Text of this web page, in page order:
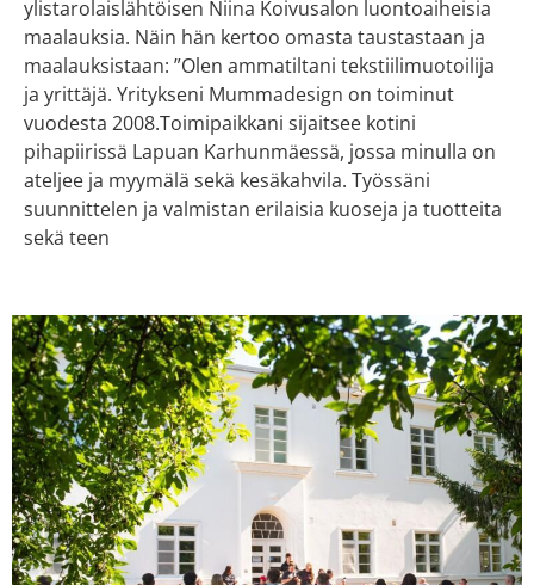
ylistarolaislähtöisen Niina Koivusalon luontoaiheisia
maalauksia. Näin hän kertoo omasta taustastaan ja
maalauksistaan: ”Olen ammatiltani tekstiilimuotoilija
ja yrittäjä. Yritykseni Mummadesign on toiminut
vuodesta 2008.Toimipaikkani sijaitsee kotini
pihapiirissä Lapuan Karhunmäessä, jossa minulla on
ateljee ja myymälä sekä kesäkahvila. Työssäni
suunnittelen ja valmistan erilaisia kuoseja ja tuotteita
sekä teen